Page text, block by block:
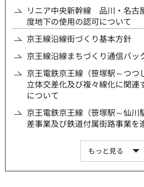
リニア中央新幹線 品川・名古
度地下の使用の認可について
京王線沿線街づくり基本方針
京王線沿線まちづくり通信バッ
京王電鉄京王線（笹塚駅～つつ
立体交差化及び複々線化に関連
について
京王電鉄京王線（笹塚駅～仙川
差事業及び鉄道付属街路事業を
もっと見る